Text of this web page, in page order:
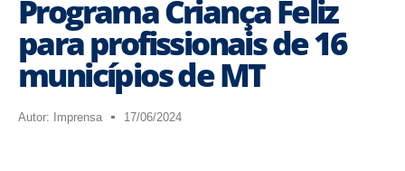
Programa Criança Feliz
para profissionais de 16
municípios de MT
Autor: Imprensa 17/06/2024